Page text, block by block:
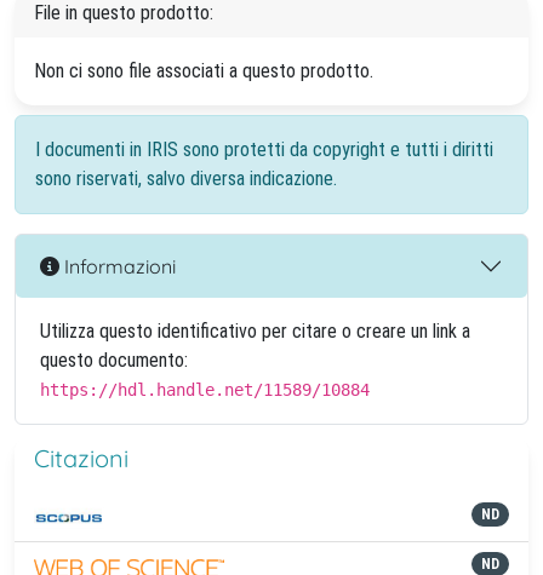
File in questo prodotto:
Non ci sono file associati a questo prodotto.
I documenti in IRIS sono protetti da copyright e tutti i diritti
sono riservati, salvo diversa indicazione.
Informazioni
Utilizza questo identificativo per citare o creare un link a
questo documento:
https://hdl.handle.net/11589/10884
Citazioni
ND
ND